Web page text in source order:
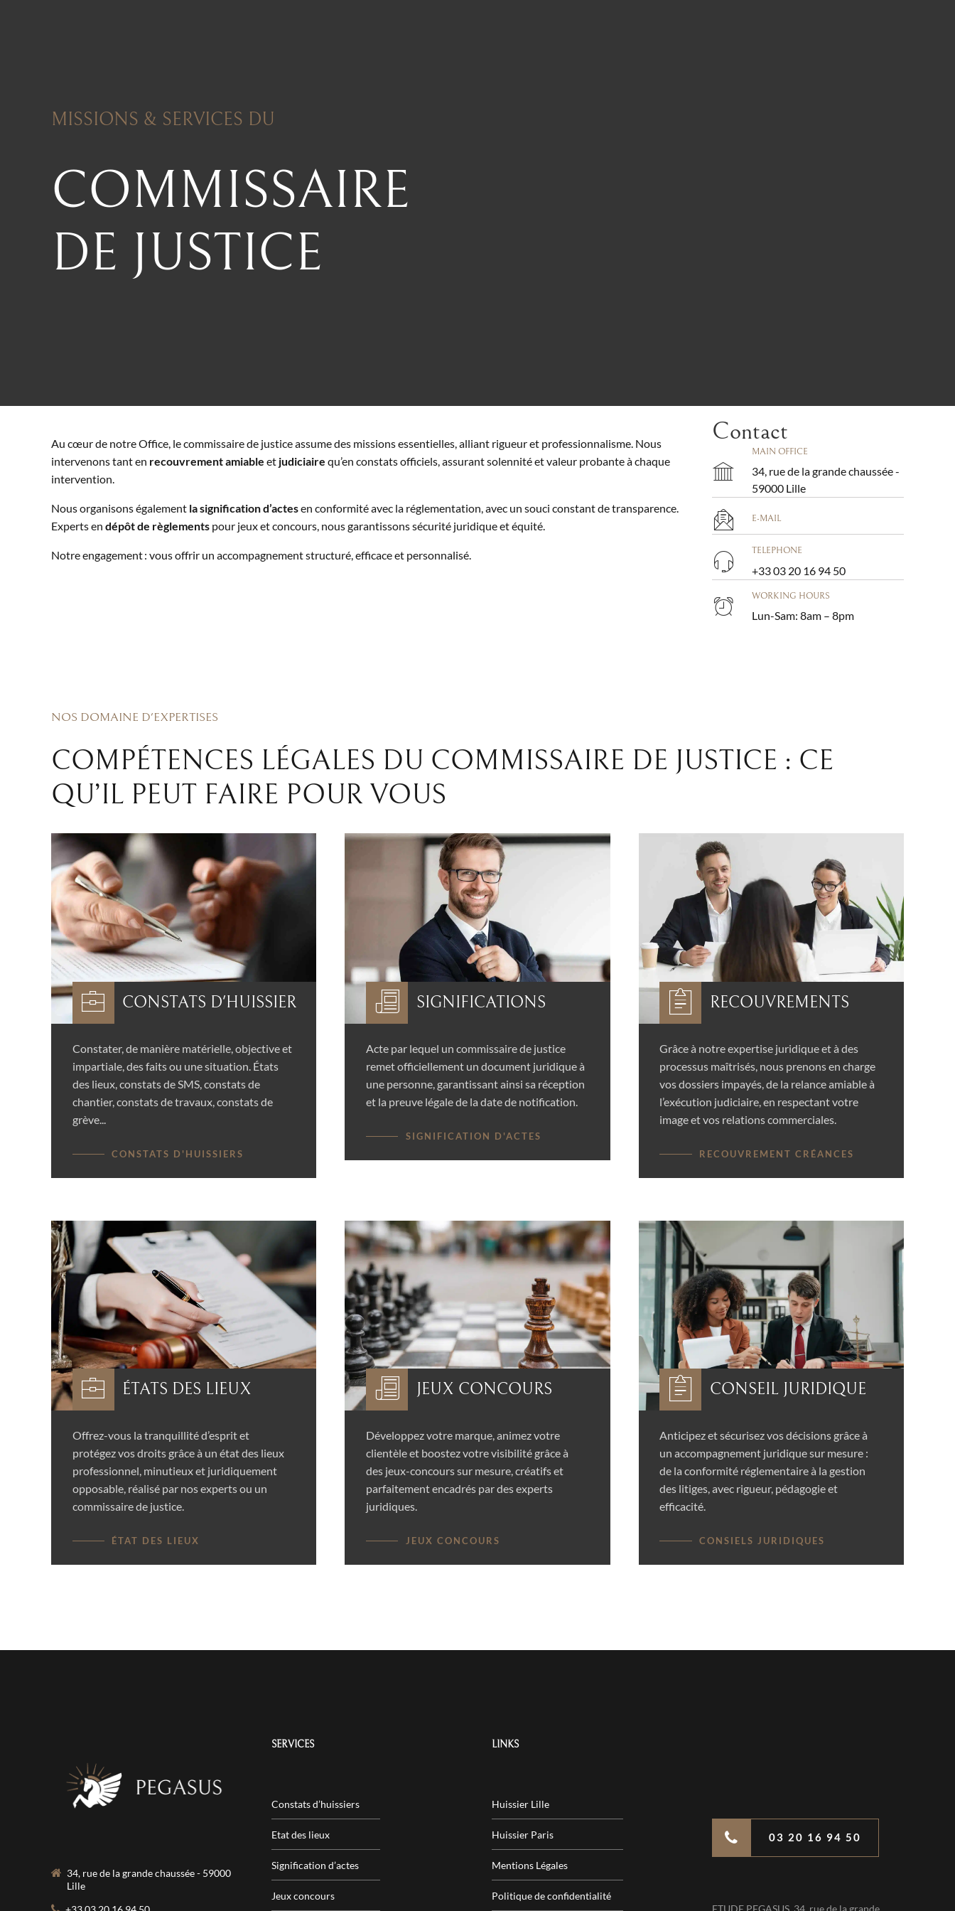
MISSIONS & SERVICES DU
COMMISSAIRE
DE JUSTICE
Au cœur de notre Office, le commissaire de justice assume des missions essentielles, alliant rigueur et professionnalisme. Nous
intervenons tant en recouvrement amiable et judiciaire qu’en constats officiels, assurant solennité et valeur probante à chaque
intervention.
Nous organisons également la signification d’actesen conformité avec la réglementation, avec un souci constant de transparence.
Experts en dépôt de règlements pour jeux et concours, nous garantissons sécurité juridique et équité.
Notre engagement : vous offrir un accompagnement structuré, efficace et personnalisé.
Contact
MAIN OFFICE
34, rue de la grande chaussée -
59000 Lille
E-MAIL
TELEPHONE
+33 03 20 16 94 50
WORKING HOURS
Lun-Sam: 8am – 8pm
NOS DOMAINE D'EXPERTISES
COMPÉTENCES LÉGALES DU COMMISSAIRE DE JUSTICE : CE
QU’IL PEUT FAIRE POUR VOUS
CONSTATS D'HUISSIER
Constater, de manière matérielle, objective et
impartiale, des faits ou une situation. États
des lieux, constats de SMS, constats de
chantier, constats de travaux, constats de
grève...
CONSTATS D'HUISSIERS
SIGNIFICATIONS
Acte par lequel un commissaire de justice
remet officiellement un document juridique à
une personne, garantissant ainsi sa réception
et la preuve légale de la date de notification.
SIGNIFICATION D'ACTES
RECOUVREMENTS
Grâce à notre expertise juridique et à des
processus maîtrisés, nous prenons en charge
vos dossiers impayés, de la relance amiable à
l’exécution judiciaire, en respectant votre
image et vos relations commerciales.
RECOUVREMENT CRÉANCES
ÉTATS DES LIEUX
Offrez-vous la tranquillité d’esprit et
protégez vos droits grâce à un état des lieux
professionnel, minutieux et juridiquement
opposable, réalisé par nos experts ou un
commissaire de justice.
ÉTAT DES LIEUX
JEUX CONCOURS
Développez votre marque, animez votre
clientèle et boostez votre visibilité grâce à
des jeux-concours sur mesure, créatifs et
parfaitement encadrés par des experts
juridiques.
JEUX CONCOURS
CONSEIL JURIDIQUE
Anticipez et sécurisez vos décisions grâce à
un accompagnement juridique sur mesure :
de la conformité réglementaire à la gestion
des litiges, avec rigueur, pédagogie et
efficacité.
CONSIELS JURIDIQUES
34, rue de la grande chaussée - 59000
Lille
SERVICES
Constats d’huissiers
Etat des lieux
Signification d’actes
Jeux concours
LINKS
Huissier Lille
Huissier Paris
Mentions Légales
Politique de confidentialité
03 20 16 94 50